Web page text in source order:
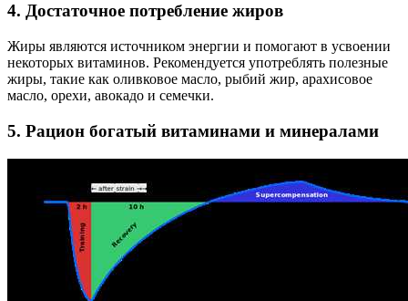
4. Достаточное потребление жиров
Жиры являются источником энергии и помогают в усвоении
некоторых витаминов. Рекомендуется употреблять полезные
жиры, такие как оливковое масло, рыбий жир, арахисовое
масло, орехи, авокадо и семечки.
5. Рацион богатый витаминами и минералами